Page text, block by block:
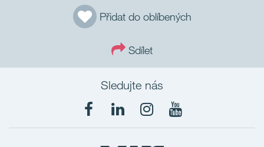
Přidat do oblíbených
Sdílet
Sledujte nás